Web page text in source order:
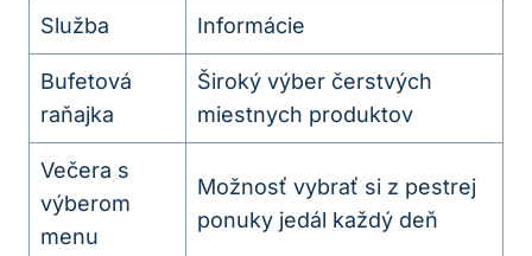
Služba Informácie
Bufetová
raňajka
Široký výber čerstvých
miestnych produktov
Večera s
výberom
menu
Možnosť vybrať si z pestrej
ponuky jedál každý deň